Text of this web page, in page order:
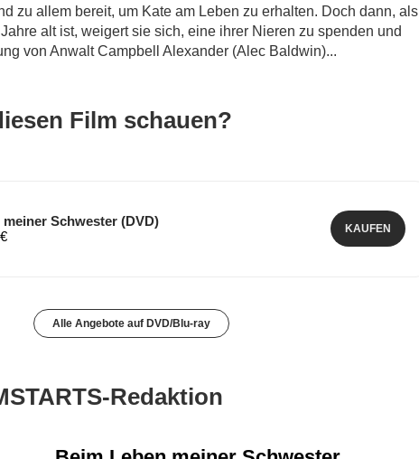
zu allem bereit, um Kate am Leben zu erhalten. Doch dann, als
alt ist, weigert sie sich, eine ihrer Nieren zu spenden und
von Anwalt Campbell Alexander (Alec Baldwin)...
Film schauen?
meiner Schwester (DVD)
KAUFEN
Alle Angebote auf DVD/Blu-ray
Redaktion